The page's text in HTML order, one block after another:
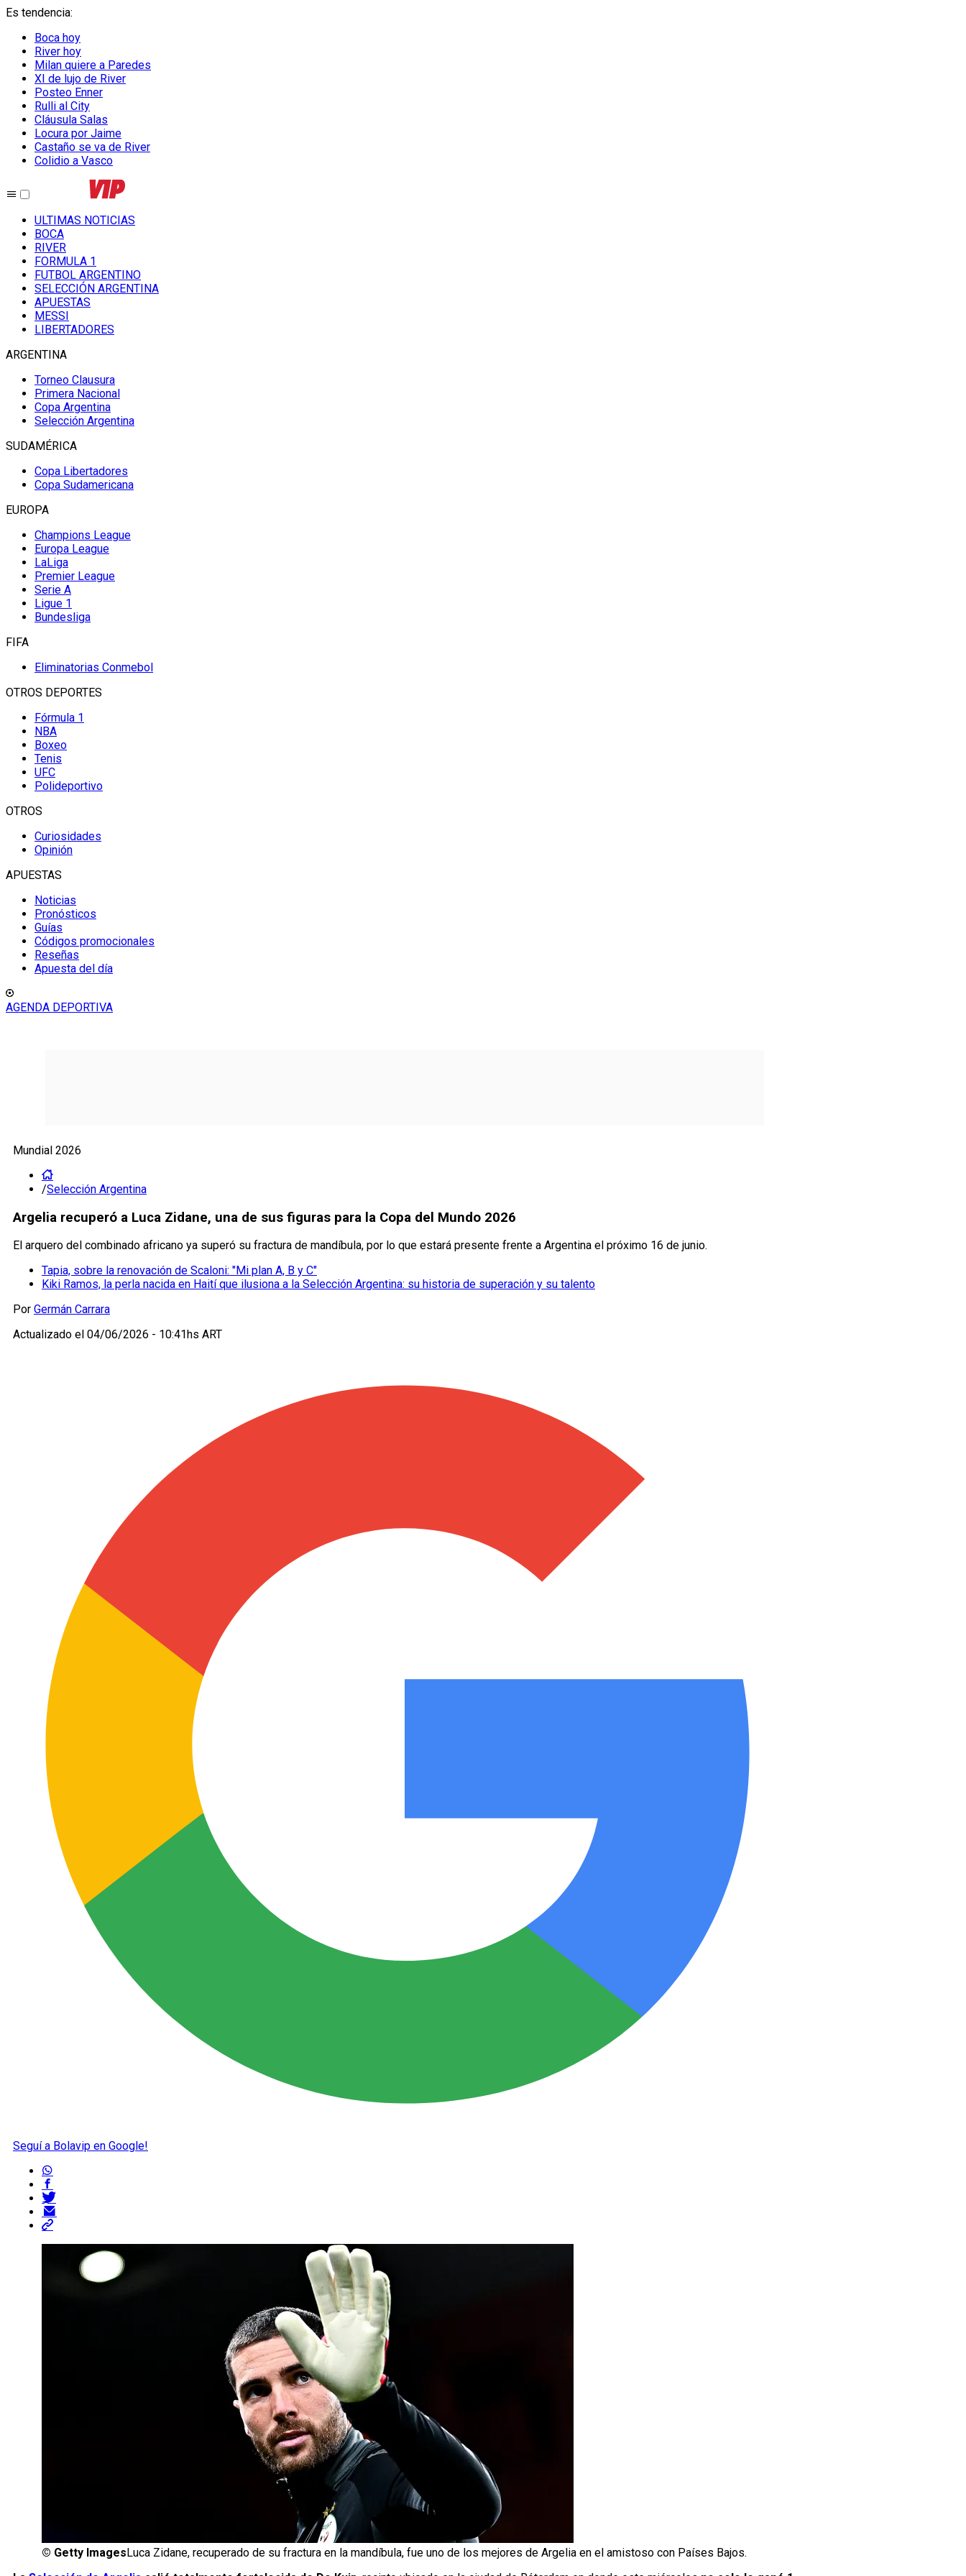
Es tendencia:
Boca hoy
River hoy
Milan quiere a Paredes
XI de lujo de River
Posteo Enner
Rulli al City
Cláusula Salas
Locura por Jaime
Castaño se va de River
Colidio a Vasco
ULTIMAS NOTICIAS
BOCA
RIVER
FORMULA 1
FUTBOL ARGENTINO
SELECCIÓN ARGENTINA
APUESTAS
MESSI
LIBERTADORES
ARGENTINA
Torneo Clausura
Primera Nacional
Copa Argentina
Selección Argentina
SUDAMÉRICA
Copa Libertadores
Copa Sudamericana
EUROPA
Champions League
Europa League
LaLiga
Premier League
Serie A
Ligue 1
Bundesliga
FIFA
Eliminatorias Conmebol
OTROS DEPORTES
Fórmula 1
NBA
Boxeo
Tenis
UFC
Polideportivo
OTROS
Curiosidades
Opinión
APUESTAS
Noticias
Pronósticos
Guías
Códigos promocionales
Reseñas
Apuesta del día
AGENDA DEPORTIVA
Mundial 2026
/Selección Argentina
Argelia recuperó a Luca Zidane, una de sus figuras para la Copa del Mundo 2026
El arquero del combinado africano ya superó su fractura de mandíbula, por lo que estará presente frente a Argentina el próximo 16 de junio.
Tapia, sobre la renovación de Scaloni: "Mi plan A, B y C"
Kiki Ramos, la perla nacida en Haití que ilusiona a la Selección Argentina: su historia de superación y su talento
Por Germán Carrara
Actualizado el 04/06/2026 - 10:41hs ART
Seguí a Bolavip en Google!
© Getty Images Luca Zidane, recuperado de su fractura en la mandíbula, fue uno de los mejores de Argelia en el amistoso con Países Bajos.